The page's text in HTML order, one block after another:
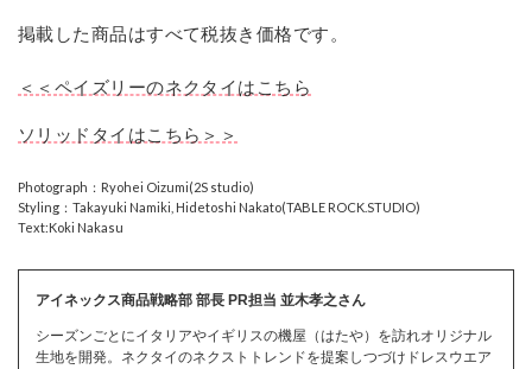
掲載した商品はすべて税抜き価格です。
＜＜ペイズリーのネクタイはこちら
ソリッドタイはこちら＞＞
Photograph：Ryohei Oizumi(2S studio)
Styling：Takayuki Namiki, Hidetoshi Nakato(TABLE ROCK.STUDIO)
Text:Koki Nakasu
アイネックス商品戦略部 部長 PR担当 並木孝之さん
シーズンごとにイタリアやイギリスの機屋（はたや）を訪れオリジナル
生地を開発。ネクタイのネクストトレンドを提案しつづけドレスウエア